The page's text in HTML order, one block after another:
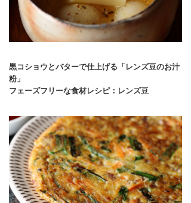
黒コショウとバターで仕上げる「レンズ豆のお汁
粉」
フェーズフリーな食材レシピ：レンズ豆